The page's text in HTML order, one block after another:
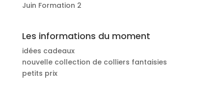
Juin Formation 2
Les informations du moment
idées cadeaux
nouvelle collection de colliers fantaisies
petits prix